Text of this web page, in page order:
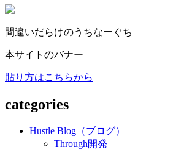
間違いだらけのうちなーぐち
本サイトのバナー
貼り方はこちらから
categories
Hustle Blog（ブログ）
Through開発